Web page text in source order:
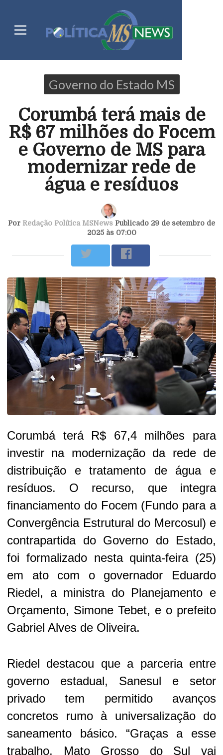
Governo do Estado MS
Corumbá terá mais de
R$ 67 milhões do Focem
e Governo de MS para
modernizar rede de
água e resíduos
Por Redação Política MSNews Publicado 29 de setembro de
2025 às 07:00
Corumbá terá R$ 67,4 milhões para
investir na modernização da rede de
distribuição e tratamento de água e
resíduos. O recurso, que integra
financiamento do Focem (Fundo para a
Convergência Estrutural do Mercosul) e
contrapartida do Governo do Estado,
foi formalizado nesta quinta-feira (25)
em ato com o governador Eduardo
Riedel, a ministra do Planejamento e
Orçamento, Simone Tebet, e o prefeito
Gabriel Alves de Oliveira.
Riedel destacou que a parceria entre
governo estadual, Sanesul e setor
privado tem permitido avanços
concretos rumo à universalização do
saneamento básico. “Graças a esse
trabalho, Mato Grosso do Sul vai